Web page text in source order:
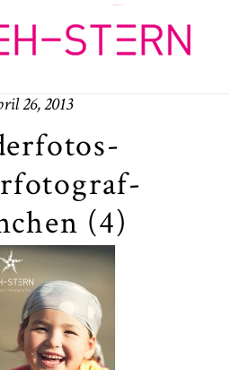
26, 2013
(4)